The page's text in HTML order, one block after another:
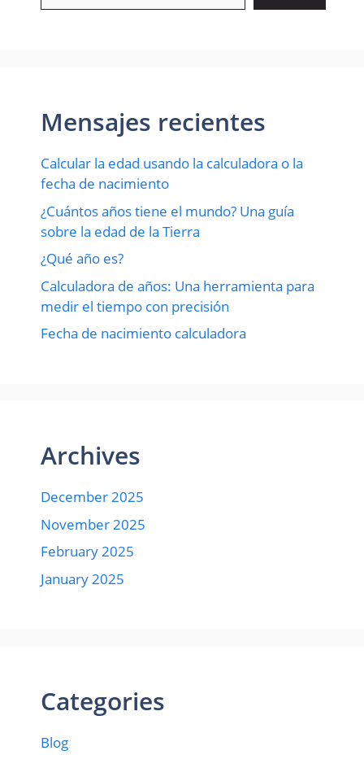
Mensajes recientes
Calcular la edad usando la calculadora o la
fecha de nacimiento
¿Cuántos años tiene el mundo? Una guía
sobre la edad de la Tierra
¿Qué año es?
Calculadora de años: Una herramienta para
medir el tiempo con precisión
Fecha de nacimiento calculadora
Archives
December 2025
November 2025
February 2025
January 2025
Categories
Blog